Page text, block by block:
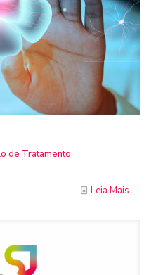
de Tratamento
Leia Mais